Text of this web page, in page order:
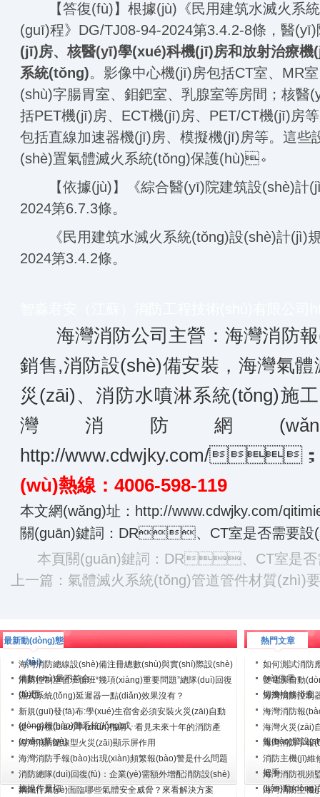
【答復(fù)】根據(jù)《民用建筑水滅火系
(guī)程》DG/TJ08-94-2024第3.4.2-8條，醫
(jī)房、核醫(yī)學(xué)科機(jī)房和放射治療
系統(tǒng)。影像中心機(jī)房包括CT室、MR室、
(shù)字腸胃室、鉬鈀室、乳腺室等房間；核
括PET機(jī)房、ECT機(jī)房、PET/CT機(jī)房
包括直線加速器機(jī)房、模擬機(jī)房等。這
(shè)置氣體滅火系統(tǒng)保護(hù)。
【依據(jù)】《綜合醫(yī)院建筑設(shè)計
2024第6.7.3條。
《民用建筑水滅火系統(tǒng)設(shè)計(jì)
2024第3.4.2條。
海灣消防公司主營：海灣消防報
銷售,消防設(shè)備安裝，海灣氣體
災(zāi)、消防水噴淋系統(tǒng)施
灣消防網
http://www.cdwjky.com/；
(wù)熱線：4006-598-119
本文網(wǎng)址： http://www.cdwjky.com/
關(guān)鍵詞：DR、CT室是否需要設
本頁關(guān)鍵詞：DR、CT室是否需
上一篇： 氣體滅火系統(tǒng)管道管件材質(zhì)
最新動(dòng)態
(tài)
海灣消防總線設(shè)備注冊總數(shù)與實(shí)際設(shè)
備數(shù)量不符合···
消防控制室值班值班“幾項(xiàng)重要問題”總隊(duì)回復
(fù)匯···
濕式系統(tǒng)延遲器一點(diǎn)效果沒有？
新規(guī)發(fā)布:學(xué)生宿舍必須安裝火災(zāi)自動
(dòng)報(bào)警系統(tǒng)或···
從一份標(biāo)準(zhǔn)指南，看見未來十年的消防產
(chǎn)業(yè)
海灣消防總線型火災(zāi)顯示屏作用
海灣消防手報(bào)出現(xiàn)頻繁報(bào)警是什么問題
消防總隊(duì)回復(fù)：企業(yè)需額外增配消防設(shè)
施操作員切···
鋼鐵行業(yè)面臨哪些氣體安全威脅？來看解決方案
熱門文章
如何測試消防
(xù)供電···
雙電源自動
切換檢修排查
海灣消防控制
···
海灣消防報
海灣火災(zāi)
報(bào)警設
海灣消防手報
消防主機(jī)維修
把手···
海灣消防視頻
(lián)動(dòng)
海灣消防主機